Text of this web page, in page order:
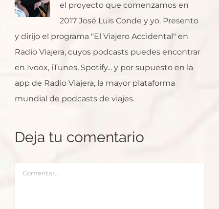
el proyecto que comenzamos en
2017 José Luis Conde y yo. Presento
y dirijo el programa "El Viajero Accidental" en
Radio Viajera, cuyos podcasts puedes encontrar
en Ivoox, iTunes, Spotify... y por supuesto en la
app de Radio Viajera, la mayor plataforma
mundial de podcasts de viajes.
Deja tu comentario
Comentar